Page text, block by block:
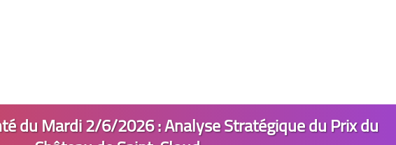
du Mardi 2/6/2026 : Analyse Stratégique du Prix du